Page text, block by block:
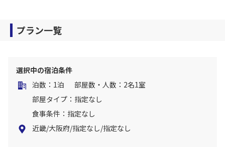
プラン一覧
選択中の宿泊条件
泊数：1泊
部屋数・人数：2名1室
部屋タイプ：指定なし
食事条件：指定なし
近畿/大阪府/指定なし/指定なし